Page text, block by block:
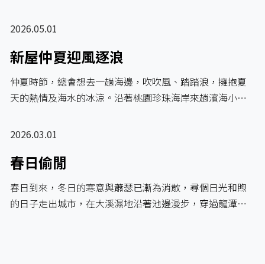
2026.05.01
新屋仲夏迎風逐浪
仲夏時節，總會想去一趟海邊，吹吹風、踏踏浪，擁抱夏
天的熱情及海水的冰涼。沿著桃園珍珠海岸來趟濱海小…
2026.03.01
春日偷閒
春日到來，冬日的寒意與蕭瑟已漸為消散，尋個日光和煦
的日子走出城市，在大溪濕地沿著池邊漫步，穿過龍潭…